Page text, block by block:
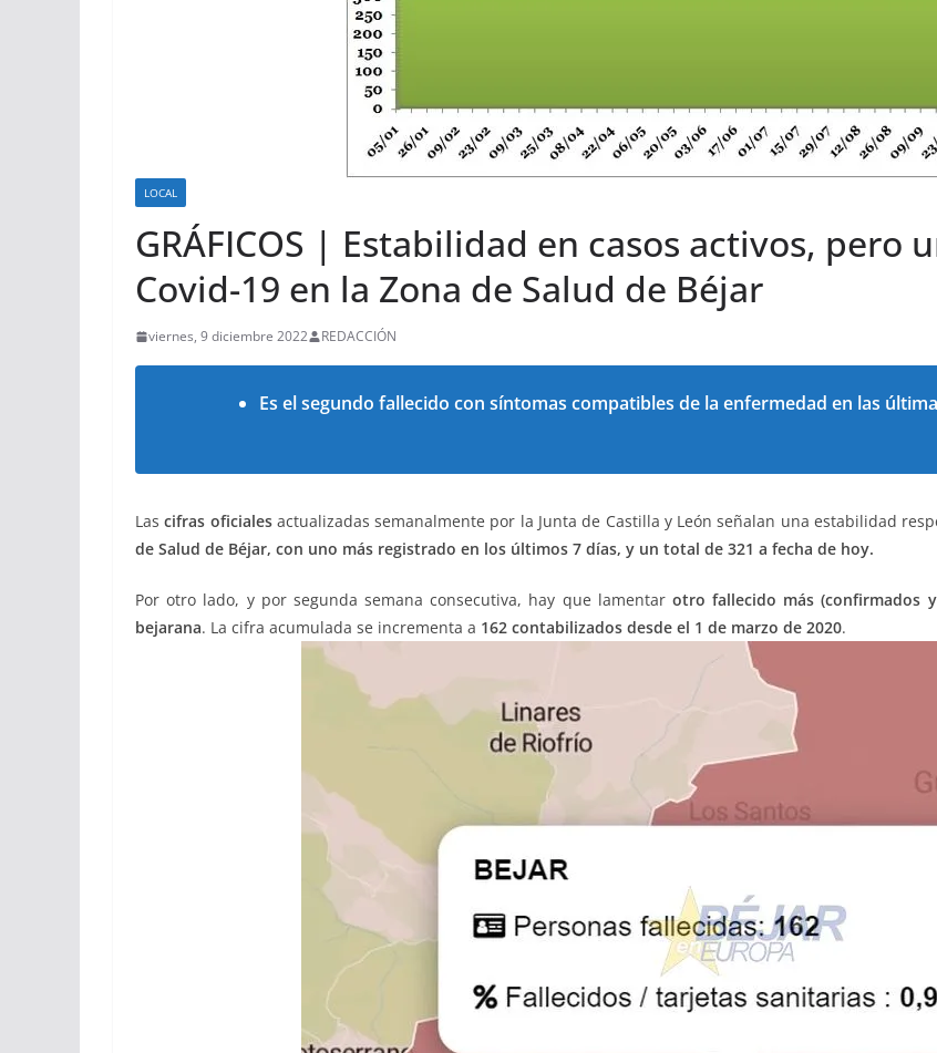
LOCAL
GRÁFICOS | Estabilidad en casos activos, pero
Covid-19 en la Zona de Salud de Béjar
viernes, 9 diciembre 2022 REDACCIÓN
Es el segundo fallecido con síntomas compatibles de la enfermedad en las
Lascifras oficialesactualizadas semanalmente por la Junta de Castilla y León señalan una estabilidad
de Salud de Béjar, con uno más registrado en los últimos 7 días, y un total de 321 a fecha de hoy.
Por otro lado, y por segunda semana consecutiva, hay que lamentar otro fallecido más (confirmados
bejarana. La cifra acumulada se incrementa a 162 contabilizados desde el 1 de marzo de 2020.